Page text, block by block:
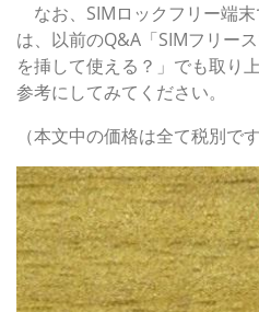
なお、SIMロックフリー端
は、以前のQ&A「SIMフリー
を挿して使える？」でも取り
参考にしてみてください。
（本文中の価格は全て税別です